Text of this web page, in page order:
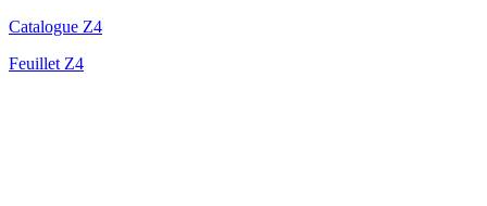
Catalogue Z4
Feuillet Z4